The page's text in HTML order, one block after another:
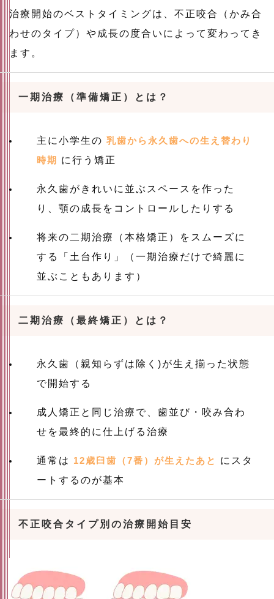
治療開始のベストタイミングは、不正咬合（かみ合
わせのタイプ）や成長の度合いによって変わってき
ます。
一期治療（準備矯正）とは？
主に小学生の 乳歯から永久歯への生え替わり
時期
に行う矯正
永久歯がきれいに並ぶスペースを作った
り、顎の成長をコントロールしたりする
将来の二期治療（本格矯正）をスムーズに
する「土台作り」（一期治療だけで綺麗に
並ぶこともあります）
二期治療（最終矯正）とは？
永久歯（親知らずは除く)が生え揃った状態
で開始する
成人矯正と同じ治療で、歯並び・咬み合わ
せを最終的に仕上げる治療
通常は 12歳臼歯（7番）が生えたあと
にスタ
ートするのが基本
不正咬合タイプ別の治療開始目安